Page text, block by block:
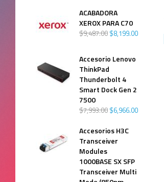
ACABADORA
XEROX PARA C70
$9,487.00 $8,199.00
Accesorio Lenovo
ThinkPad
Thunderbolt 4
Smart Dock Gen 2
7500
$7,993.00 $6,966.00
Accesorios H3C
Transceiver
Modules
1000BASE SX SFP
Transceiver Multi